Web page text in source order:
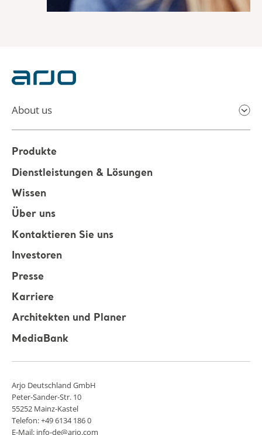
About us
Produkte
Dienstleistungen & Lösungen
Wissen
Über uns
Kontaktieren Sie uns
Investoren
Presse
Karriere
Architekten und Planer
MediaBank
Arjo Deutschland GmbH
Peter-Sander-Str. 10
55252 Mainz-Kastel
Telefon: +49 6134 186 0
E-Mail: info-de@arjo.com